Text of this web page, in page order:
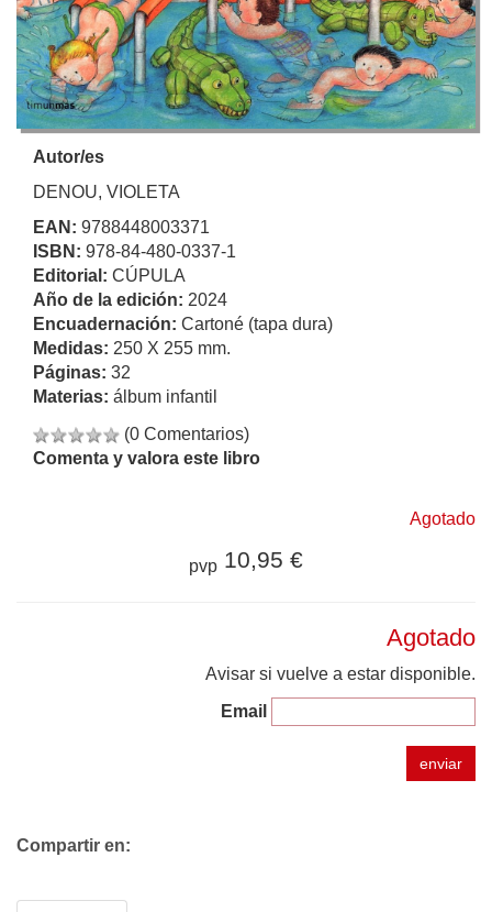
Autor/es
DENOU, VIOLETA
EAN: 9788448003371
ISBN: 978-84-480-0337-1
Editorial: CÚPULA
Año de la edición: 2024
Encuadernación: Cartoné (tapa dura)
Medidas: 250 X 255 mm.
Páginas: 32
Materias: álbum infantil
(0 Comentarios)
Comenta y valora este libro
Agotado
pvp 10,95 €
Agotado
Avisar si vuelve a estar disponible.
Email
enviar
Compartir en: